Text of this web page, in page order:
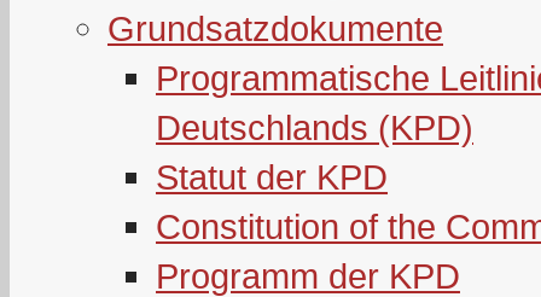
Grundsatzdokumente
Programmatische
Deutschlands (KPD)
Statut der KPD
Constitution of the
Programm der KPD